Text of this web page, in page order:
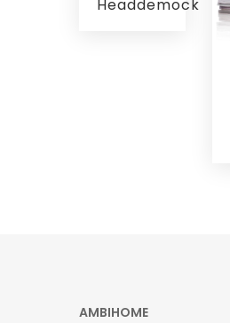
Headdemock
AMBIHOME